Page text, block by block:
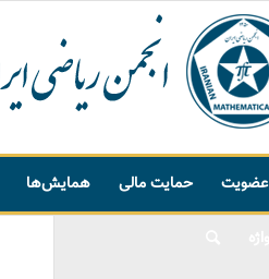
عضویت حمایت مالی همایش‌ها